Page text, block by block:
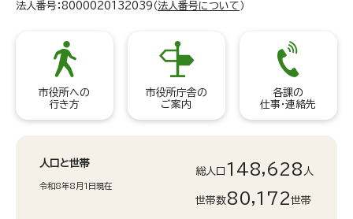
法人番号：8000020132039（ 法人番号について ）
市役所への
行き方
市役所庁舎の
ご案内
各課の
仕事・連絡先
人口と世帯
令和8年8月1日現在
総人口 148,628 人
世帯数80,172世帯